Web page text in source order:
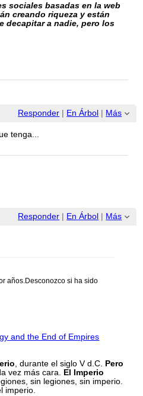
sociales basadas en la web
creando riqueza y están
decapitar a nadie, pero los
Responder En Árbol Más
tenga...
Responder | En Árbol | Más
años.Desconozco si ha sido
and the End of Empires
, durante el siglo V d.C. Pero
vez más cara. El Imperio
sin legiones, sin imperio.
imperio.